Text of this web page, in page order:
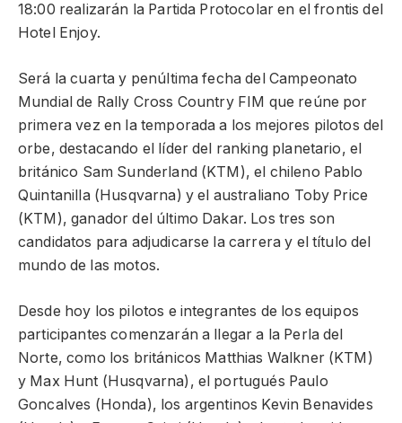
18:00 realizarán la Partida Protocolar en el frontis del
Hotel Enjoy.
Será la cuarta y penúltima fecha del Campeonato
Mundial de Rally Cross Country FIM que reúne por
primera vez en la temporada a los mejores pilotos del
orbe, destacando el líder del ranking planetario, el
británico Sam Sunderland (KTM), el chileno Pablo
Quintanilla (Husqvarna) y el australiano Toby Price
(KTM), ganador del último Dakar. Los tres son
candidatos para adjudicarse la carrera y el título del
mundo de las motos.
Desde hoy los pilotos e integrantes de los equipos
participantes comenzarán a llegar a la Perla del
Norte, como los británicos Matthias Walkner (KTM)
y Max Hunt (Husqvarna), el portugués Paulo
Goncalves (Honda), los argentinos Kevin Benavides